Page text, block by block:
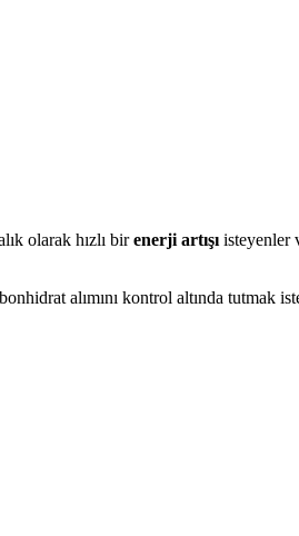
olarak hızlı birenerji artışı isteyenler
alımını kontrol altında tutmak